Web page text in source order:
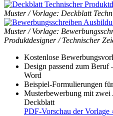
Muster / Vorlage: Deckblatt
Muster / Vorlage:
Produktdesigner / Technischer
Kostenlose
Design passend zum Beruf
Word
Beispiel-Formulierungen
Musterbewerbung mit zwei
Deckblatt
PDF-Vorschau der Vorlage